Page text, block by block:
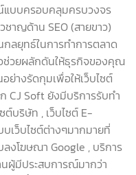
แบบครอบคลุมครบวงจร
ชาญด้าน SEO (สายขาว)
กลยุทธ์ในการทำการตลาด
ช่วยผลักดันให้ธุรกิจของคุณ
ย่างรัดกุมเพื่อให้เว็บไซต์
Soft ยังมีบริการรับทำ
ต์บริษัท , เว็บไซต์ E-
เว็บไซต์ต่างๆมากมายที่
งโฆษณา Google , บริการ
ผู้มีประสบการณ์มากว่า